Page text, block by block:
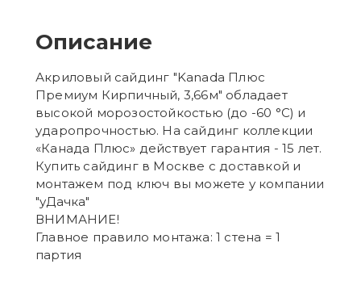
Описание
Акриловый сайдинг "Kanada Плюс
Премиум Кирпичный, 3,66м" обладает
высокой морозостойкостью (до -60 °C) и
ударопрочностью. На сайдинг коллекции
«Канада Плюс» действует гарантия - 15 лет.
Купить сайдинг в Москве с доставкой и
монтажем под ключ вы можете у компании
"уДачка"
ВНИМАНИЕ!
Главное правило монтажа: 1 стена = 1
партия